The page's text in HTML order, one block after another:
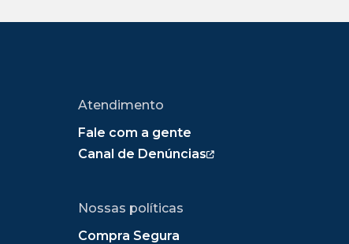
Atendimento
Fale com a gente
Canal de Denúncias
Nossas políticas
Compra Segura